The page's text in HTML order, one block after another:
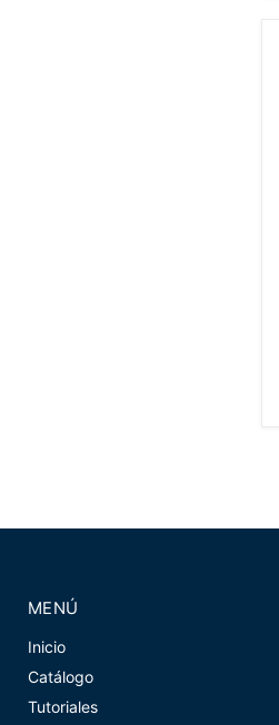
MENÚ
Inicio
Catálogo
Tutoriales